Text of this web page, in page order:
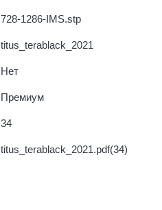
728-1286-IMS.stp
titus_terablack_2021
Нет
Премиум
34
titus_terablack_2021.pdf(34)